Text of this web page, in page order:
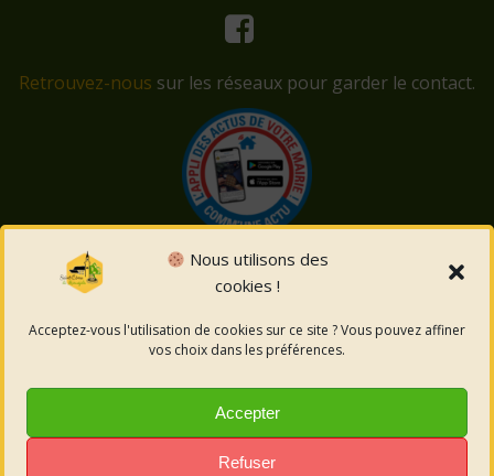
Nous utilisons des
cookies !
Acceptez-vous l'utilisation de cookies sur ce site ? Vous pouvez affiner
vos choix dans les préférences.
Accepter
Refuser
Retrouvez-nous sur les réseaux pour garder le contact.
© 2026 Saint-Côme-et-Maruéjols. Un service proposé
Mentions légales
Politique des cookies